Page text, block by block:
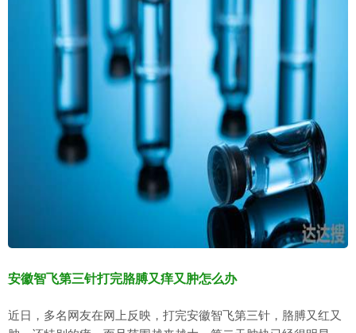
安徽智飞第三针打完胳膊又痒又肿怎么办
近日，多名网友在网上反映，打完安徽智飞第三针，胳膊又红又